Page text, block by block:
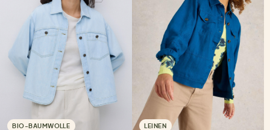
BIO-BAUMWOLLE LEINEN